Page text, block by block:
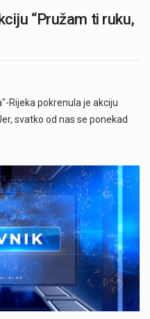
“Pružam ti ruku,
Rijeka pokrenula je akciju
svatko od nas se ponekad